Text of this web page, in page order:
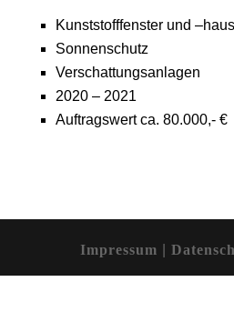
Kunststofffenster und
Sonnenschutz
Verschattungsanlagen
2020 – 2021
Auftragswert ca. 80.000,- €
Impressum